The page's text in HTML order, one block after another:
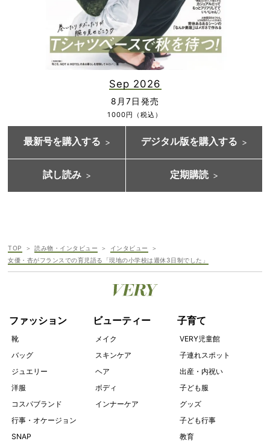
Sep 2026
8月7日発売
1000円（税込）
最新号を購入する デジタル版を購入する
試し読み 定期購読
TOP 読み物・インタビュー
インタビュー
女優・杏がフランスでの育児語る「現地の小学校は週休3日制でした」
ファッション
靴
バッグ
ジュエリー
洋服
コスパブランド
行事・オケージョン
SNAP
ビューティー
メイク
スキンケア
ヘア
ボディ
インナーケア
子育て
VERY児童館
子連れスポット
出産・内祝い
子ども服
グッズ
子ども行事
教育